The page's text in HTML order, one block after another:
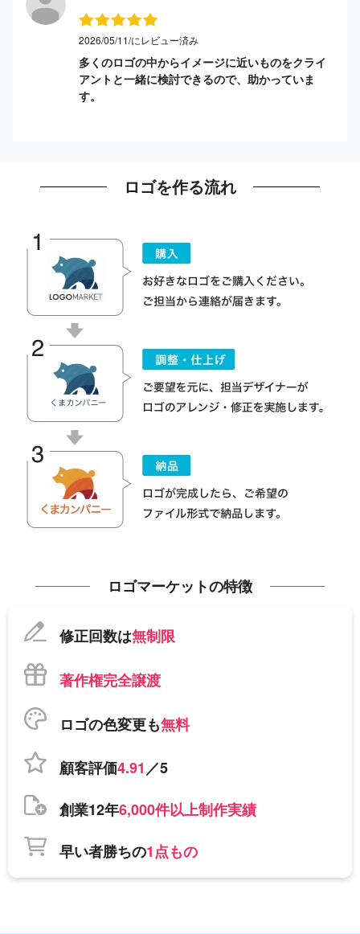
2026/05/11/にレビュー済み
多くのロゴの中からイメージに近いものをクライ
アントと一緒に検討できるので、助かっていま
す。
ロゴを作る流れ
ロゴマーケットの特徴
修正回数は無制限
著作権完全譲渡
ロゴの色変更も無料
顧客評価4.91／5
創業12年6,000件以上制作実績
早い者勝ちの1点もの